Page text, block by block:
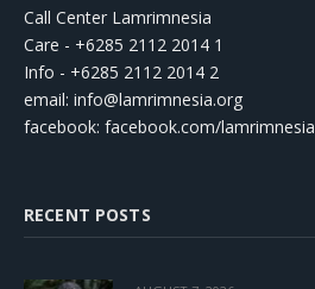
Call Center Lamrimnesia
Care - +6285 2112 2014 1
Info - +6285 2112 2014 2
email: info@lamrimnesia.org
facebook: facebook.com/lamrimnesia
RECENT POSTS